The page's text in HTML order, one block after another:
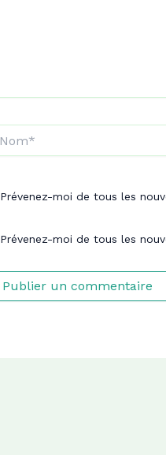
Prévenez-moi de tous les
Prévenez-moi de tous les